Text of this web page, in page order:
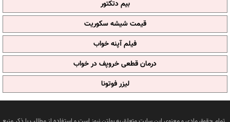
بیم دتکتور
قیمت شیشه سکوریت
فیلم آپنه خواب
درمان قطعی خروپف در خواب
لیزر فوتونا